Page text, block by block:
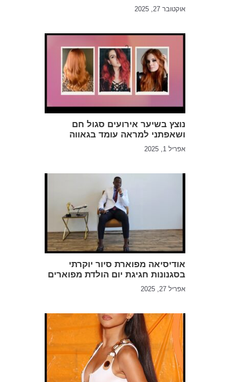
אוקטובר 27, 2025
נוצץ בשיער אירועים סגול חם
ושאפתני למראה עומד בגאווה
אפריל 1, 2025
אודיסיאה מפוארת סיור יוקרתי
בסגנונות חגיגת יום הולדת מפוארים
אפריל 27, 2025